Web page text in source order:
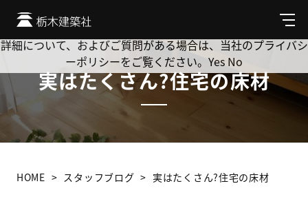
メ
ニ
ュ
実はたくさん?住宅の床材
HOME スタッフブログ 実はたくさん?住宅の床材
Cookie を使用して、お客様の活動を追跡してもよろしいです
か? 当社ではお客様のプライバシーを極めて重視しています。
詳細について、およびご質問がある場合は、当社のプライバシ
ーポリシーをご覧ください。 Yes No